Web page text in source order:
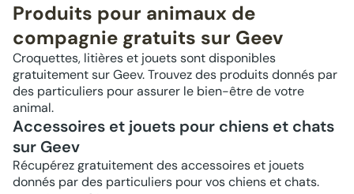
Produits pour animaux de
compagnie gratuits sur Geev
Croquettes, litières et jouets sont disponibles
gratuitement sur Geev. Trouvez des produits donnés par
des particuliers pour assurer le bien-être de votre
animal.
Accessoires et jouets pour chiens et chats
sur Geev
Récupérez gratuitement des accessoires et jouets
donnés par des particuliers pour vos chiens et chats.